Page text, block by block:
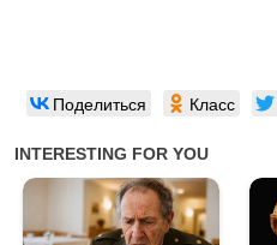
Поделиться Класс